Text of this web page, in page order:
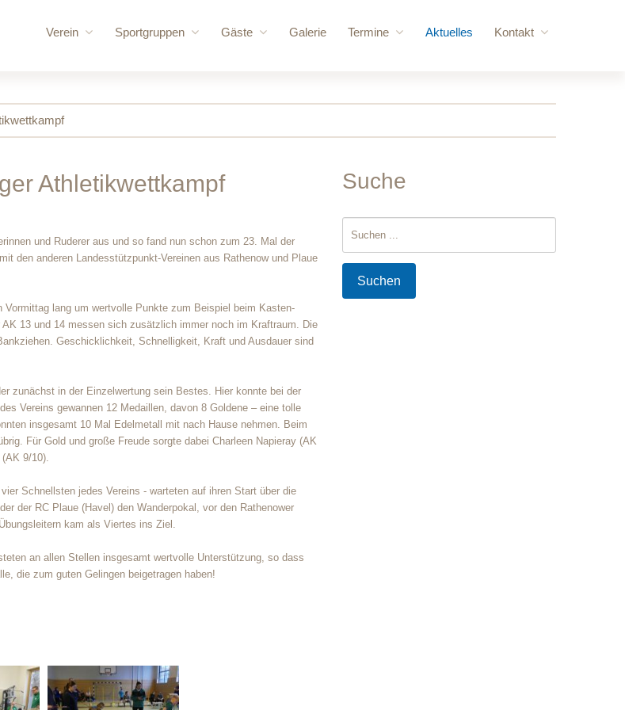
Verein
Vereinschronik
Vereinsgelände
Bootshaus
Sporthalle / Kraftraum
Mehrzweckgebäude
Mitglied werden
Sponsoren
Sportgruppen
Volleyball und Gymnastik
Gäste Galerie Termine Aktuelles Kontakt
Athletikwettkampf
und Ruderer aus und so fand nun schon zum 23. Mal der
den anderen Landesstützpunkt-Vereinen aus Rathenow und Plaue
lang um wertvolle Punkte zum Beispiel beim Kasten-
13 und 14 messen sich zusätzlich immer noch im Kraftraum. Die
Geschicklichkeit, Schnelligkeit, Kraft und Ausdauer sind
zunächst in der Einzelwertung sein Bestes. Hier konnte bei der
Vereins gewannen 12 Medaillen, davon 8 Goldene – eine tolle
insgesamt 10 Mal Edelmetall mit nach Hause nehmen. Beim
Für Gold und große Freude sorgte dabei Charleen Napieray (AK
9/10).
Schnellsten jedes Vereins - warteten auf ihren Start über die
der RC Plaue (Havel) den Wanderpokal, vor den Rathenower
kam als Viertes ins Ziel.
an allen Stellen insgesamt wertvolle Unterstützung, so dass
die zum guten Gelingen beigetragen haben!
Suche
Suchen